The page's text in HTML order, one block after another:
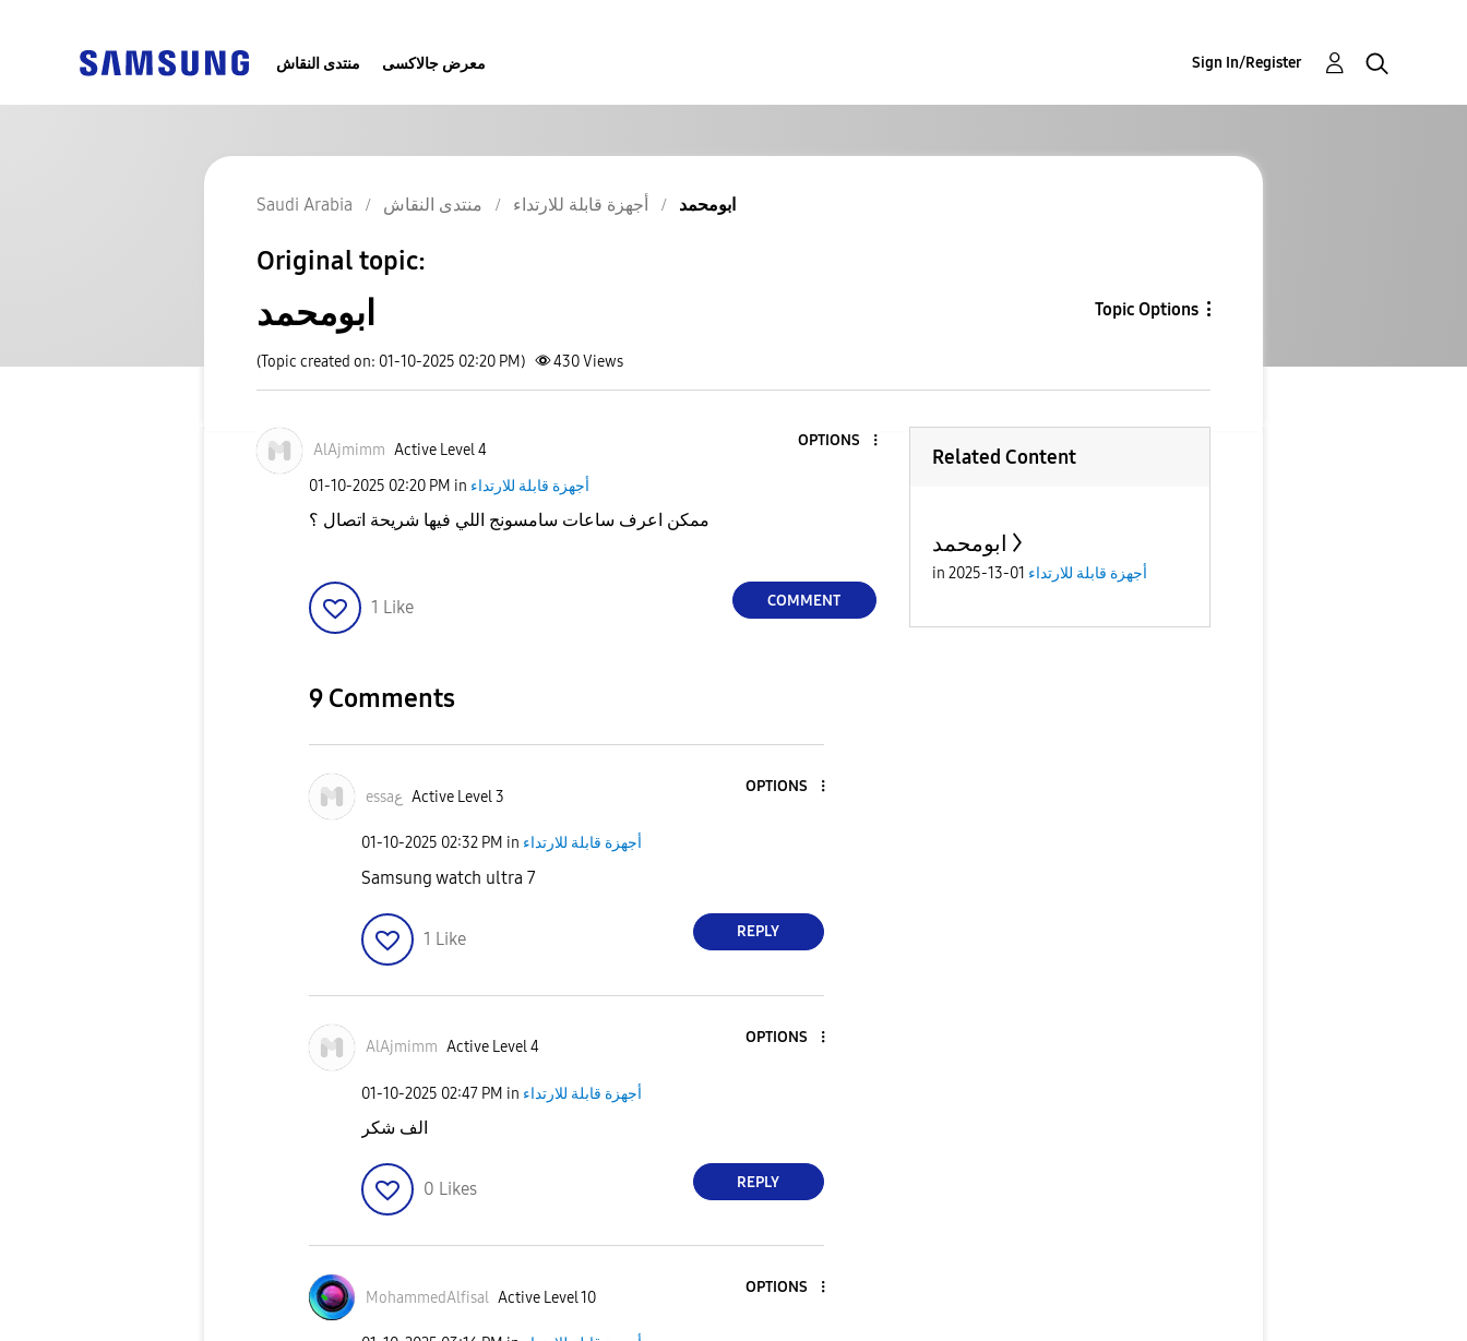
منتدى النقاش معرض جالاكسى Sign In/Register
Saudi Arabia منتدى النقاش أجهزة قابلة للارتداء ابومحمد
Original topic:
ابومحمد Topic Options
(Topic created on: 01-10-2025 02:20 PM) 430Views
AlAjmimm Active Level 4
OPTIONS
‎01-10-2025 02:20 PM in أجهزة قابلة للارتداء
1 Like COMMENT
9 Comments
essaع Active Level 3
OPTIONS
‎01-10-2025 02:32 PM in أجهزة قابلة للارتداء
Samsung watch ultra 7
1 Like REPLY
AlAjmimm Active Level 4
OPTIONS
‎01-10-2025 02:47 PM in أجهزة قابلة للارتداء
الف شكر
0 Likes REPLY
MohammedAlfisal Active Level 10
OPTIONS
Related Content
ابومحمد
in أجهزة قابلة للارتداء 01-13-2025